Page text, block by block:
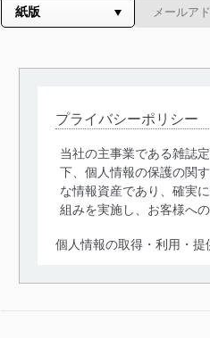
プライバシーポリシー
当社の主事業である雑誌
下、個人情報の保護の関
な情報資産であり、確実
組みを実施し、お客様へ
個人情報の取得・利用・提
当社は、個人情報の取得